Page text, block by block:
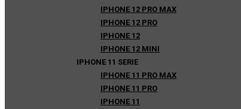
IPHONE 12 PRO MAX
IPHONE 12 PRO
IPHONE 12
IPHONE 12 MINI
IPHONE 11 SERIE
IPHONE 11 PRO MAX
IPHONE 11 PRO
IPHONE 11